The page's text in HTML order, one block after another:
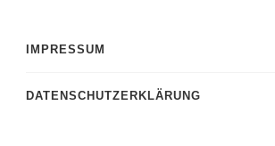
IMPRESSUM
DATENSCHUTZERKLÄRUNG